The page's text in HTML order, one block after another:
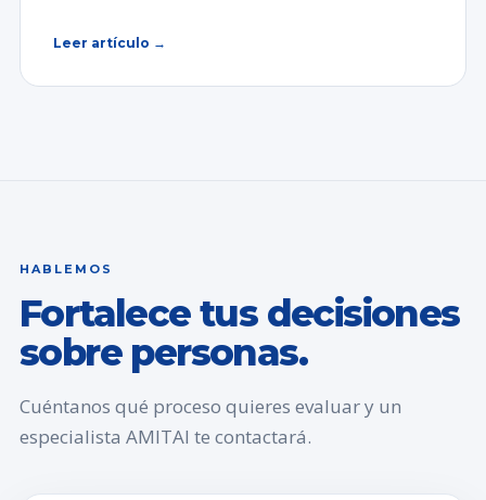
Leer artículo →
HABLEMOS
Fortalece tus decisiones
sobre personas.
Cuéntanos qué proceso quieres evaluar y un
especialista AMITAI te contactará.